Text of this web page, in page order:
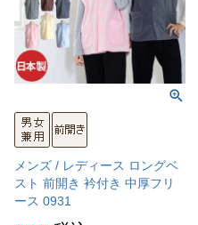
メンズ / レディース ロングベ
スト 前開き 衿付き 中厚フリ
ース 0931